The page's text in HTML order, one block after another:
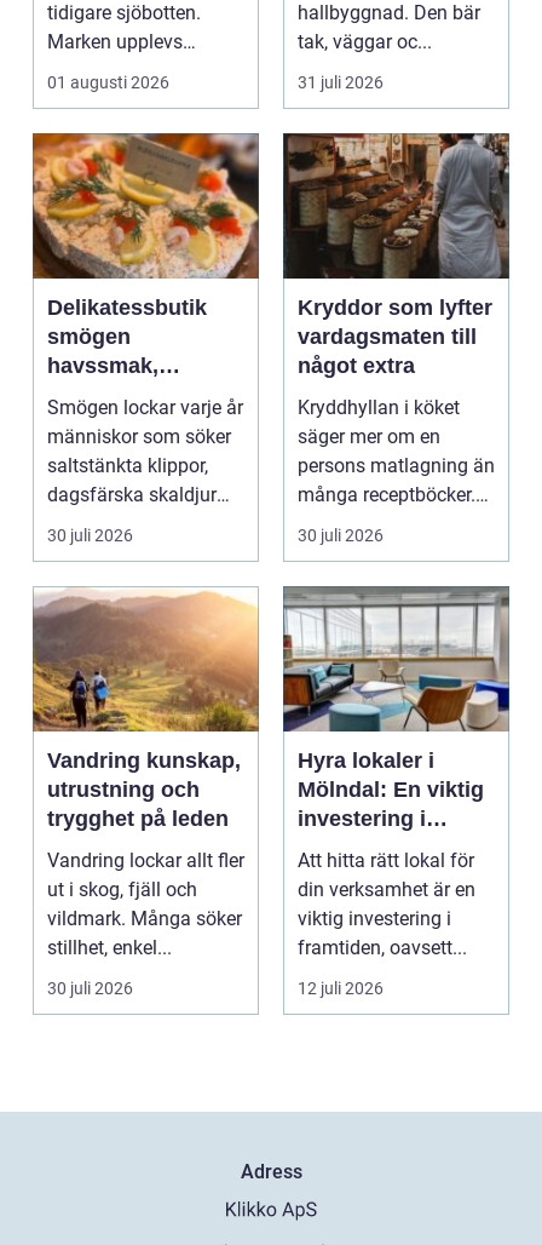
tidigare sjöbotten.
Marken upplevs
kanske som stabil ...
01 augusti 2026
hallbyggnad. Den bär
tak, väggar oc...
31 juli 2026
Delikatessbutik
smögen
havssmak,
småskalighet och
personligt urval
Smögen lockar varje år
människor som söker
saltstänkta klippor,
dagsfärska skaldjur
och genuina smak...
30 juli 2026
Kryddor som lyfter
vardagsmaten till
något extra
Kryddhyllan i köket
säger mer om en
persons matlagning än
många receptböcker.
Med några nypor rätt
s...
30 juli 2026
Vandring kunskap,
utrustning och
trygghet på leden
Vandring lockar allt fler
ut i skog, fjäll och
vildmark. Många söker
stillhet, enkel...
30 juli 2026
Hyra lokaler i
Mölndal: En viktig
investering i
framtiden
Att hitta rätt lokal för
din verksamhet är en
viktig investering i
framtiden, oavsett...
12 juli 2026
Adress